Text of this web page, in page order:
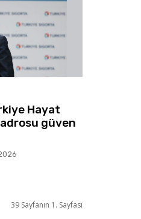
Hayat
güven
39 Sayfanın 1. Sayfası